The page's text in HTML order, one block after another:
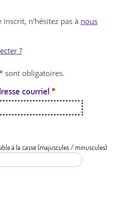
n
t
a
t
i
inscrit, n'hésitez pas à nous
?
sont obligatoires.
courriel *
à la casse (majuscules / minuscules)